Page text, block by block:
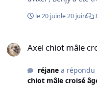
le 20 juinle 20 juin
Axel chiot mâle
réjanea répondu
chiot mâle croisé